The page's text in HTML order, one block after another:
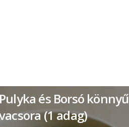
és Borsó könnyű
(1 adag)